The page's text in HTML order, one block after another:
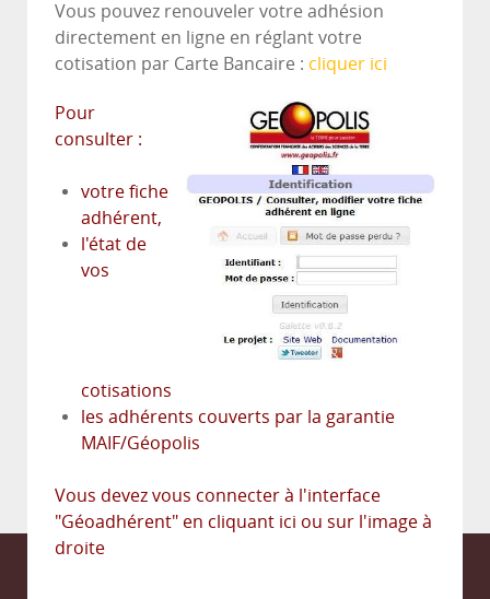
Vous pouvez renouveler votre adhésion
directement en ligne en réglant votre
cotisation par Carte Bancaire : cliquer ici
Pour
consulter :
votre fiche
adhérent,
l'état de
vos
cotisations
les adhérents couverts par la garantie
MAIF/Géopolis
Vous devez vous connecter à l'interface
"Géoadhérent" en cliquant ici ou sur l'image à
droite